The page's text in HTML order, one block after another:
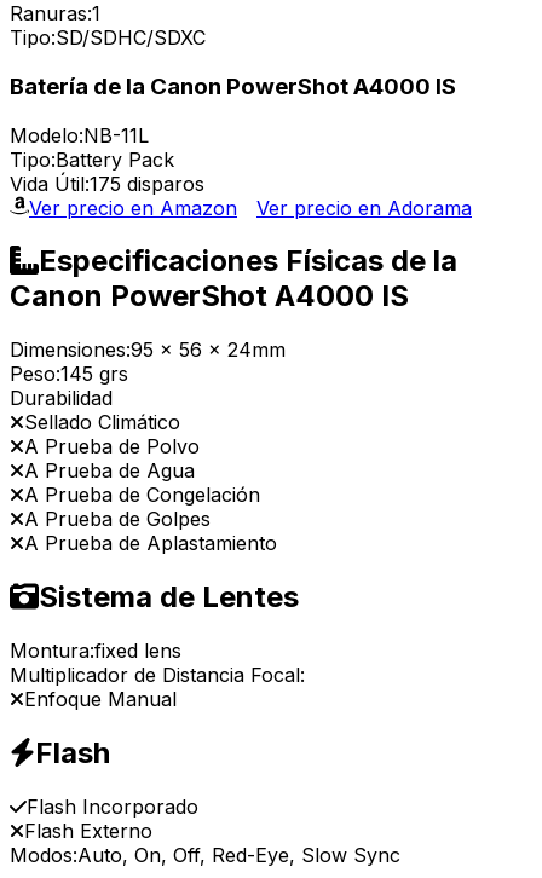
Ranuras:1
Tipo:SD/SDHC/SDXC
Batería de la Canon PowerShot A4000 IS
Modelo:NB-11L
Tipo:Battery Pack
Vida Útil:175 disparos
Ver precio en Amazon
Ver precio en Adorama
Especificaciones Físicas de la
Canon PowerShot A4000 IS
Dimensiones:95 x 56 x 24mm
Peso:145 grs
Durabilidad
Sellado Climático
A Prueba de Polvo
A Prueba de Agua
A Prueba de Congelación
A Prueba de Golpes
A Prueba de Aplastamiento
Sistema de Lentes
Montura:fixed lens
Multiplicador de Distancia Focal:
Enfoque Manual
Flash
Flash Incorporado
Flash Externo
Modos:Auto, On, Off, Red-Eye, Slow Sync